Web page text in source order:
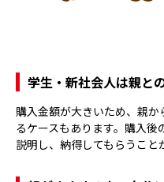
学生・新社会人は親と
購入金額が大きいため、親
るケースもあります。購入
説明し、納得してもらうこと